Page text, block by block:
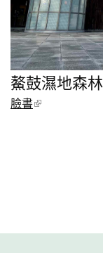
鰲鼓濕地森
臉書